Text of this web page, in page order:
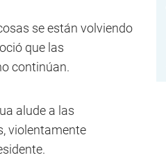
se están volviendo
que las
continúan.
alude a las
violentamente